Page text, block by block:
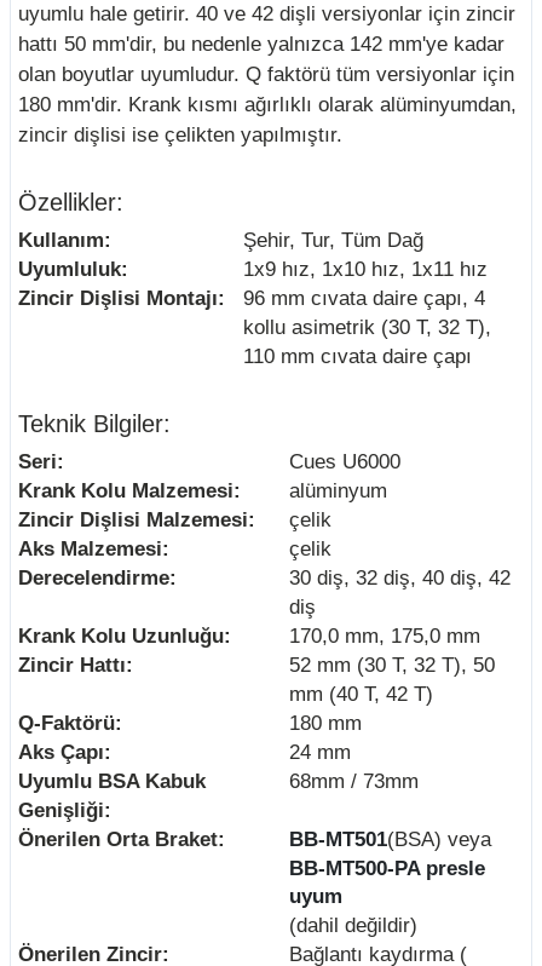
uyumlu hale getirir. 40 ve 42 dişli versiyonlar için zincir
hattı 50 mm'dir, bu nedenle yalnızca 142 mm'ye kadar
olan boyutlar uyumludur. Q faktörü tüm versiyonlar için
180 mm'dir. Krank kısmı ağırlıklı olarak alüminyumdan,
zincir dişlisi ise çelikten yapılmıştır.
Özellikler:
Kullanım:
Şehir, Tur, Tüm Dağ
Uyumluluk:
1x9 hız, 1x10 hız, 1x11 hız
Zincir Dişlisi Montajı:
96 mm cıvata daire çapı, 4
kollu asimetrik (30 T, 32 T),
110 mm cıvata daire çapı
Teknik Bilgiler:
Seri:
Cues U6000
Krank Kolu Malzemesi:
alüminyum
Zincir Dişlisi Malzemesi:
çelik
Aks Malzemesi:
çelik
Derecelendirme:
30 diş, 32 diş, 40 diş, 42
diş
Krank Kolu Uzunluğu:
170,0 mm, 175,0 mm
Zincir Hattı:
52 mm (30 T, 32 T), 50
mm (40 T, 42 T)
Q-Faktörü:
180 mm
Aks Çapı:
24 mm
Uyumlu BSA Kabuk
Genişliği:
68mm / 73mm
Önerilen Orta Braket: BB-MT501(BSA) veya
BB-MT500-PA presle
uyum
(dahil değildir)
Önerilen Zincir:
Bağlantı kaydırma (